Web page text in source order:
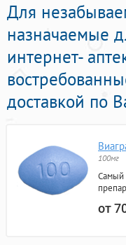
Для
назначаемые
интернет-
доставкой по
100мг
Самый
от